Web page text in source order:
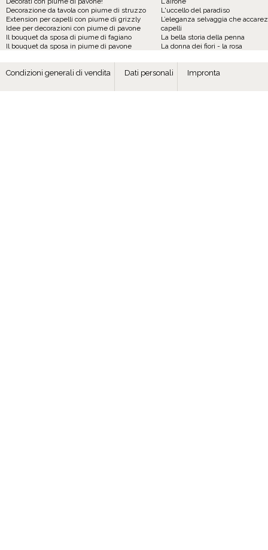
Decorazione da tavola con piume di struzzo
Extension per capelli con piume di grizzly
Idee per decorazioni con piume di pavone
Il bouquet da sposa di piume di fagiano
Il bouquet da sposa in piume di pavone
L'uccello del paradiso
L’eleganza selvaggia che
capelli
La bella storia della penna
La donna dei fiori - la rosa
Condizioni generali di vendita Dati personali Impronta